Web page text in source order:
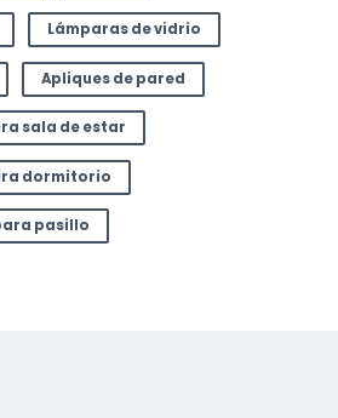
Lámparas de vidrio
Apliques de pared
sala de estar
dormitorio
pasillo